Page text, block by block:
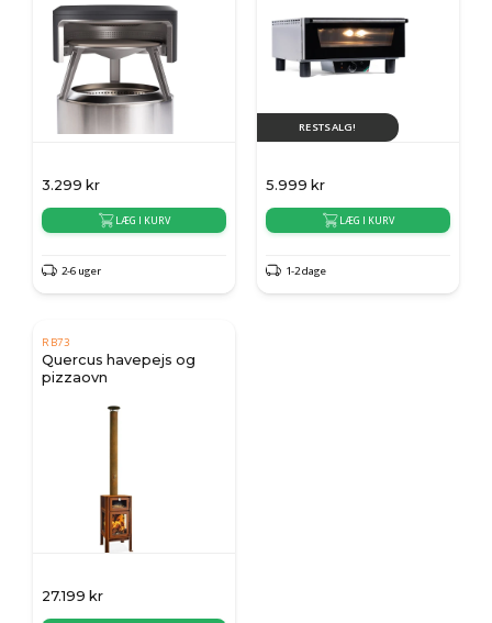
3.299 kr
LÆG I KURV
2-6 uger
RESTSALG!
5.999 kr
LÆG I KURV
1-2 dage
RB73
Quercus havepejs og
pizzaovn
27.199 kr